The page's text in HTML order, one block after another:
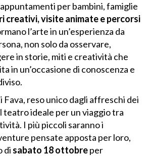
per bambini, famiglie
creativi, visite animate e percorsi
l’arte in un’esperienza da
non solo da osservare,
in storie, miti e creatività che
in un’occasione di conoscenza e
Fava, reso unico dagli affreschi dei
teatro ideale per un viaggio tra
I più piccoli saranno i
pensate apposta per loro,
di sabato 18 ottobreper